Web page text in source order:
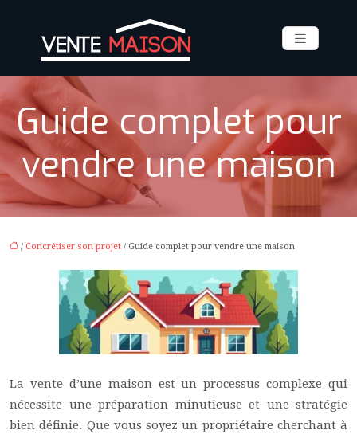
Guide complet pour
vendre une maison
/ Concrétiser son projet / Guide complet pour vendre une maison
La vente d’une maison est un processus complexe qui
nécessite une préparation minutieuse et une stratégie
bien définie. Que vous soyez un propriétaire cherchant à